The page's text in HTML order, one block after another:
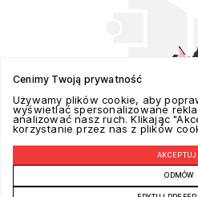
POZYCJONOWANIE W GOOGLE
Cenimy Twoją prywatność
Używamy plików cookie, aby
wyświetlać spersonalizowane
analizować nasz ruch. Klikając
korzystanie przez nas z plików
ODMÓW